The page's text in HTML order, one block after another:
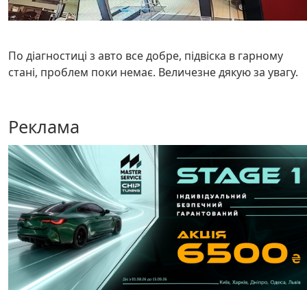
По діагностиці з авто все добре, підвіска в гарному
стані, проблем поки немає. Величезне дякую за увагу.
Реклама